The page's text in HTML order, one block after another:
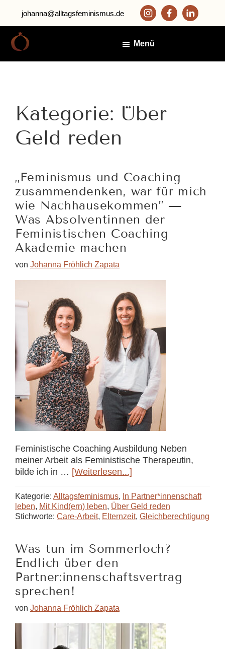
Inhalt
springen
Fußzeile
springen
johanna@alltagsfeminismus.de
Menü
Über
Geld reden
„Feminismus und Coaching
zusammendenken, war für mich
wie Nachhausekommen” —
Was Absolventinnen der
Feministischen Coaching
Akademie machen
von Johanna Fröhlich Zapata
Feministische Coaching Ausbildung Neben
meiner Arbeit als Feministische Therapeutin,
bilde ich in … [Weiterlesen...]
Coaching
zusammendenken,
war
wie
—
Feministischen
Coaching
Akademie
Kategorie: Alltagsfeminismus, In Partner*innenschaft
leben, Mit Kind(ern) leben, Über Geld reden
Stichworte: Care-Arbeit, Elternzeit, Gleichberechtigung
Was tun im Sommerloch?
Endlich über den
Partner:innenschaftsvertrag
sprechen!
von Johanna Fröhlich Zapata